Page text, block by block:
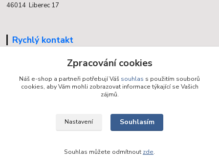
46014 Liberec 17
Rychlý kontakt
info@grandax.cz
Zpracování cookies
Náš e-shop a partneři potřebují Váš souhlas s použitím souborů
cookies, aby Vám mohli zobrazovat informace týkající se Vašich
zájmů.
Nastavení Souhlasím
Souhlas můžete odmítnout zde.